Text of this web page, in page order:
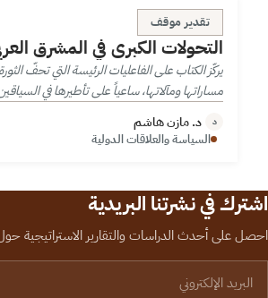
التحولات الكبرى في المشرق العربي
تقدير موقف
التحولات الكبرى في المشرق
يركّز الكتاب على الفاعليات الرئيسة التي تحفّ
مساراتها ومآلاتها، ساعياً على تأطيرها في
د د. مازن هاشم
السياسة والعلاقات الدولية
اشترك في نشرتنا البريدية
احصل على أحدث الدراسات والتقارير الاستراتيجية